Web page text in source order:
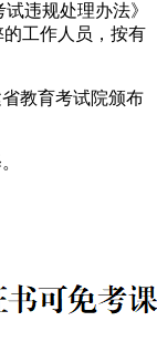
违规处理办法》
工作人员，按有
教育考试院颁布